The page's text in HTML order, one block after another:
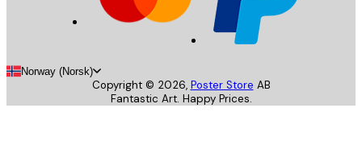
Norway (Norsk)
Copyright © 2026, Poster Store AB
Fantastic Art. Happy Prices.